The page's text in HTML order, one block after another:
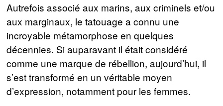
Autrefois associé aux marins, aux criminels et/ou
aux marginaux, le tatouage a connu une
incroyable métamorphose en quelques
décennies. Si auparavant il était considéré
comme une marque de rébellion, aujourd’hui, il
s’est transformé en un véritable moyen
d’expression, notamment pour les femmes.